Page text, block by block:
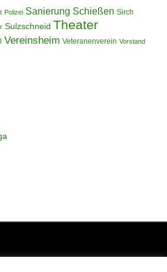
Polizei Sanierung Schießen Sirch
Sulzschneid Theater
Vereinsheim Veteranenverein Vorstand